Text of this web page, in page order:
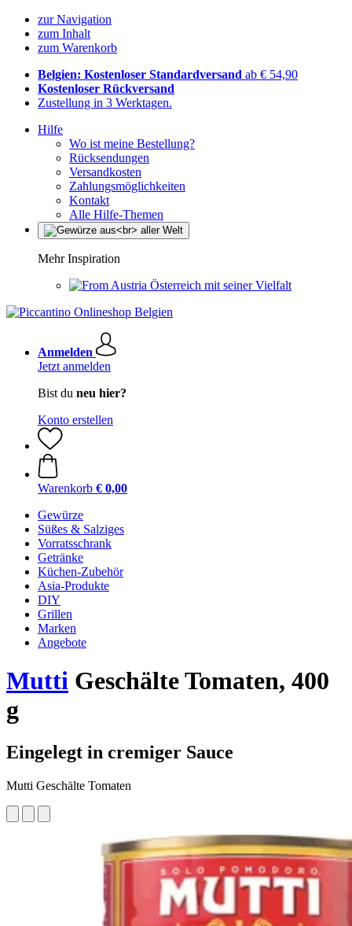
zur Navigation
zum Inhalt
zum Warenkorb
Belgien: Kostenloser Standardversand ab € 54,90
Kostenloser Rückversand
Zustellung in 3 Werktagen.
Hilfe
Wo ist meine Bestellung?
Rücksendungen
Versandkosten
Zahlungsmöglichkeiten
Kontakt
Alle Hilfe-Themen
Mehr Inspiration
Österreich mit seiner Vielfalt
Anmelden
Jetzt anmelden
Bist du neu hier?
Konto erstellen
Warenkorb € 0,00
Gewürze
Süßes & Salziges
Vorratsschrank
Getränke
Küchen-Zubehör
Asia-Produkte
DIY
Grillen
Marken
Angebote
Mutti Geschälte Tomaten, 400
g
Eingelegt in cremiger Sauce
Mutti Geschälte Tomaten